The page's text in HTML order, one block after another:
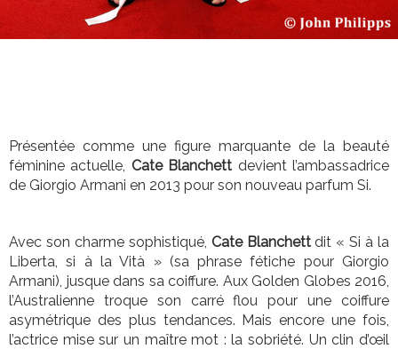
Présentée comme une figure marquante de la beauté
féminine actuelle, Cate Blanchett devient l’ambassadrice
de Giorgio Armani en 2013 pour son nouveau parfum Si.
Avec son charme sophistiqué, Cate Blanchettdit « Si à la
Liberta, si à la Vità » (sa phrase fétiche pour Giorgio
Armani), jusque dans sa coiffure. Aux Golden Globes 2016,
l’Australienne troque son carré flou pour une coiffure
asymétrique des plus tendances. Mais encore une fois,
l’actrice mise sur un maître mot : la sobriété. Un clin d’œil